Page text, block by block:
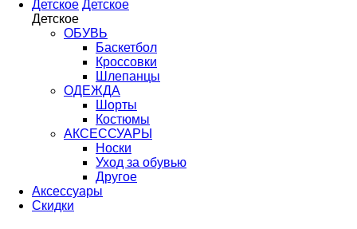
Детское Детское
Детское
ОБУВЬ
Баскетбол
Кроссовки
Шлепанцы
ОДЕЖДА
Шорты
Костюмы
АКСЕССУАРЫ
Носки
Уход за обувью
Другое
Аксессуары
Скидки